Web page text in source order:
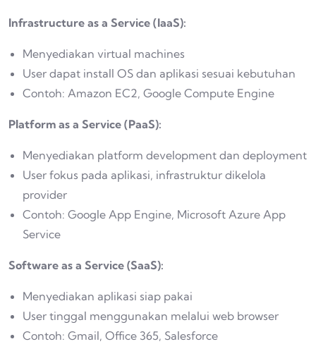
Infrastructure as a Service (IaaS):
Menyediakan virtual machines
User dapat install OS dan aplikasi sesuai kebutuhan
Contoh: Amazon EC2, Google Compute Engine
Platform as a Service (PaaS):
Menyediakan platform development dan deployment
User fokus pada aplikasi, infrastruktur dikelola
provider
Contoh: Google App Engine, Microsoft Azure App
Service
Software as a Service (SaaS):
Menyediakan aplikasi siap pakai
User tinggal menggunakan melalui web browser
Contoh: Gmail, Office 365, Salesforce